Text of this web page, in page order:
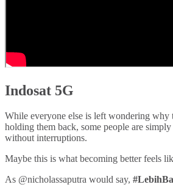
Indosat 5G
While everyone else is left wondering why
holding them back, some people are
without interruptions.
Maybe this is what becoming better feels
As @nicholassaputra would say,